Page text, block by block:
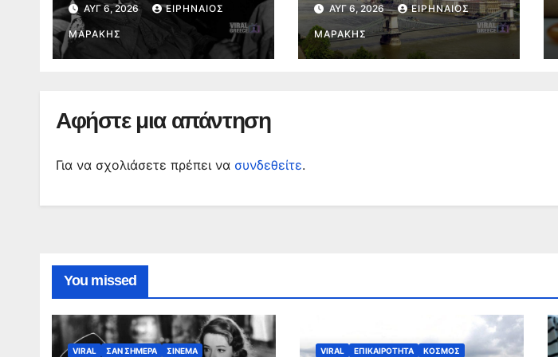
Μίτσαμ, ο σκληρός
του φιλμ νουάρ και ο
εμβληματικός Φίλιπ
ΑΥΓ 6, 2026 ΕΙΡΗΝΑΊΟΣ
ΜΑΡΆΚΗΣ
καύσωνα και
ενεργειακής πίεσης
ΑΥΓ 6, 2026 ΕΙΡΗΝΑΊΟΣ
ΜΑΡΆΚΗΣ
Αφήστε μια απάντηση
Για να σχολιάσετε πρέπει να συνδεθείτε.
You missed
VIRAL ΣΑΝ ΣΗΜΕΡΑ ΣΙΝΕΜΑ VIRAL ΕΠΙΚΑΙΡΟΤΗΤΑ ΚΟΣΜΟΣ